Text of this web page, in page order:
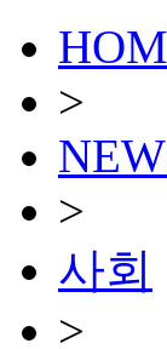
>
>
사회
>